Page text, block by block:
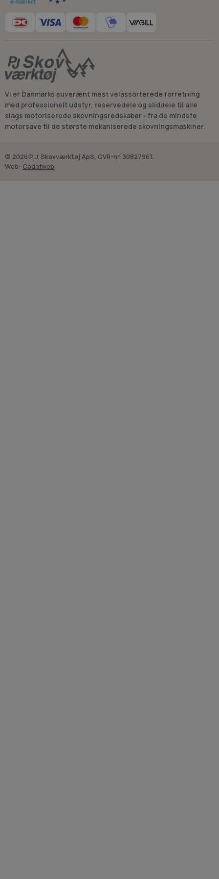
Vi er Danmarks suverænt mest velassorterede forretning
med professionelt udstyr, reservedele og sliddele til alle
slags motoriserede skovningsredskaber - fra de mindste
motorsave til de største mekaniserede skovningsmaskiner.
© 2026 P. J. Skovværktøj ApS, CVR-nr. 30827961.
Web: Codafweb